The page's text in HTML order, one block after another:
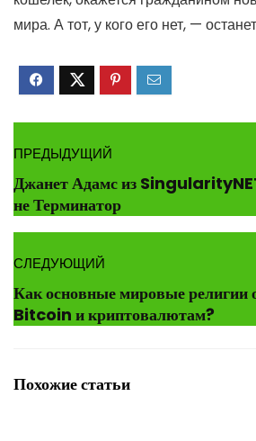
мира. А тот, у кого его нет, —
ПРЕДЫДУЩИЙ
Джанет Адамс из
не Терминатор
СЛЕДУЮЩИЙ
Как основные мировые религии
Bitcoin и криптовалютам?
Похожие статьи